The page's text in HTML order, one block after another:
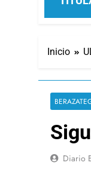
Inicio
Diario